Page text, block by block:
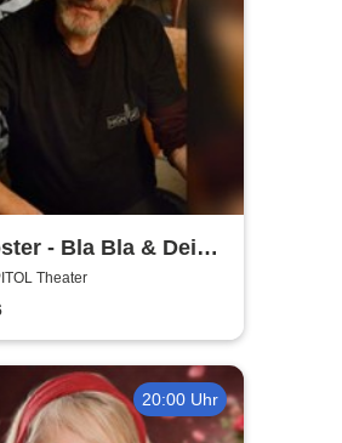
- Bla Bla & Dei
Theater
20:00 Uhr